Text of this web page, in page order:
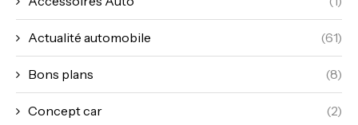
Actualité automobile (61)
Bons plans (8)
Concept car (2)